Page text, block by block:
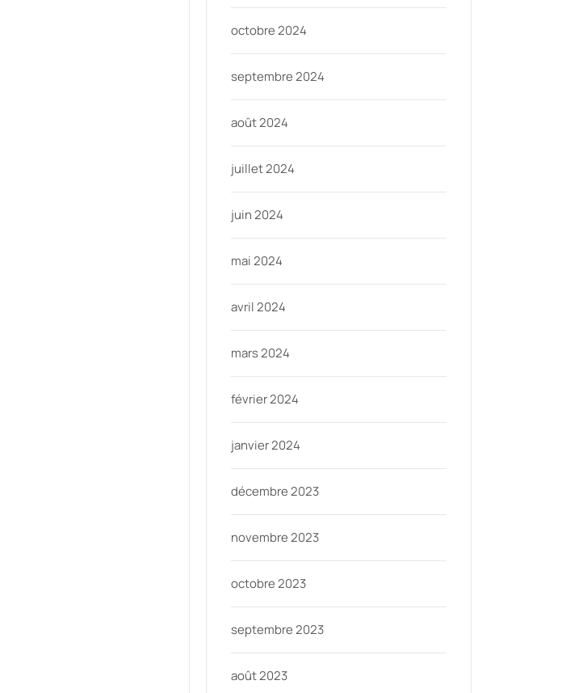
octobre 2024
septembre 2024
août 2024
juillet 2024
juin 2024
mai 2024
avril 2024
mars 2024
février 2024
janvier 2024
décembre 2023
novembre 2023
octobre 2023
septembre 2023
août 2023